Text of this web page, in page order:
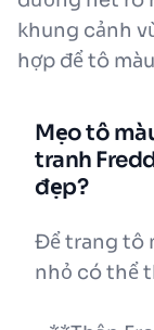
khung cảnh
hợp để tô
Mẹo tô
tranh
đẹp?
Để trang tô
nhỏ có thể